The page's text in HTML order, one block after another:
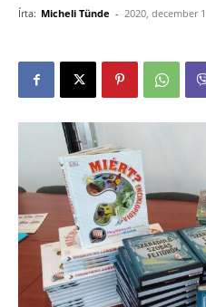
Írta: Micheli Tünde - 2020, december